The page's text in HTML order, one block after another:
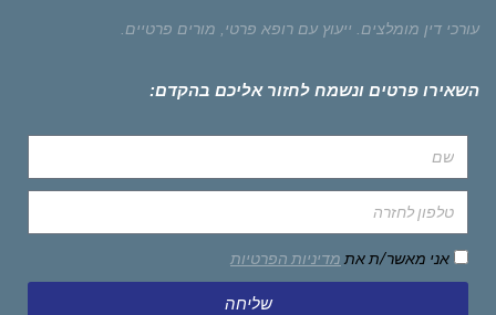
עורכי דין מומלצים. ייעוץ עם רופא פרטי, מורים פרטיים.
השאירו פרטים ונשמח לחזור אליכם בהקדם:
אני מאשר/ת את מדיניות הפרטיות
שליחה